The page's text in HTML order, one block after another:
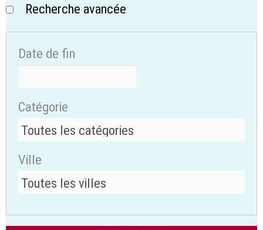
Recherche avancée
Date de fin
Catégorie
Ville